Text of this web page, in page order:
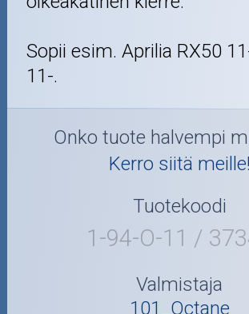
Sopii esim. Aprilia RX50
11-.
Onko tuote halvempi
Kerro siitä meille!
Tuotekoodi
1-94-O-11 /
Valmistaja
101_Octane